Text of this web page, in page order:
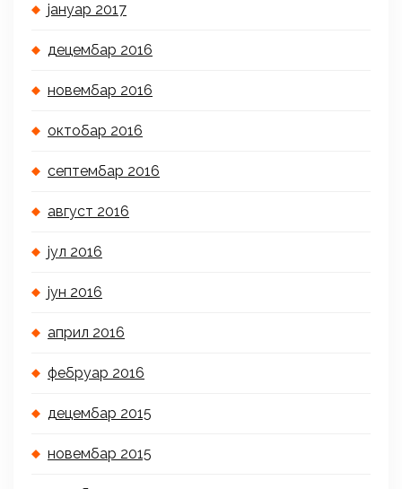
јануар 2017
децембар 2016
новембар 2016
октобар 2016
септембар 2016
август 2016
јул 2016
јун 2016
април 2016
фебруар 2016
децембар 2015
новембар 2015